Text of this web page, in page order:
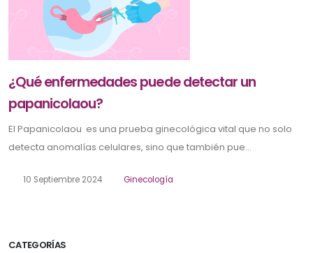
CATEGORÍAS
¿Qué enfermedades puede detectar un
papanicolaou?
El Papanicolaou es una prueba ginecológica vital que no solo
detecta anomalías celulares, sino que también pue...
10 Septiembre 2024 Ginecología